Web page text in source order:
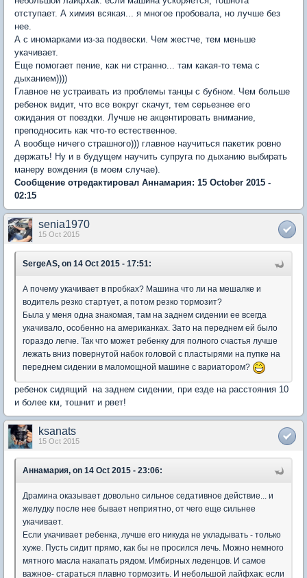
отступает. А химия всякая... я многое пробовала, но лучше без
нее.
А с иномарками из-за подвески. Чем жестче, тем меньше
укачивает.
Еще помогает пение, как ни странно... там какая-то тема с
дыханием))))
Главное не устраивать из проблемы танцы с бубном. Чем больше
ребенок видит, что все вокруг скачут, тем серьезнее его
ожидания от поездки. Лучше не акцентировать внимание,
преподносить как что-то естественное.
А вообще ничего страшного))) главное научиться пакетик ровно
держать! Ну и в будущем научить супруга по дыханию выбирать
манеру вождения (в моем случае).
Сообщение отредактировал Аннамария: 15 October 2015 -
02:15
senia1970
15 Oct 2015
SergeAS, on 14 Oct 2015 - 17:51:
А почему укачивает в пробках? Машина что ли на мешалке и
водитель резко стартует, а потом резко тормозит?
Была у меня одна знакомая, там на заднем сидении ее всегда
укачивало, особенно на американках. Зато на переднем ей было
гораздо легче. Так что может ребенку для полного счастья лучше
лежать вниз повернутой набок головой с пластырями на пупке на
переднем сидении в маломощной машине с вариатором?
ребенок сидящий на заднем сидении, при езде на расстояния 10
и более км, тошнит и рвет!
ksanats
15 Oct 2015
Аннамария, on 14 Oct 2015 - 23:06:
Драмина оказывает довольно сильное седативное действие... и
желудку после нее бывает неприятно, от чего еще сильнее
укачивает.
Если укачивает ребенка, лучше его никуда не укладывать - только
хуже. Пусть сидит прямо, как бы не просился лечь. Можно немного
мятного масла накапать рядом. Имбирных леденцов. И самое
важное- стараться плавно тормозить. И небольшой лайфхак: если